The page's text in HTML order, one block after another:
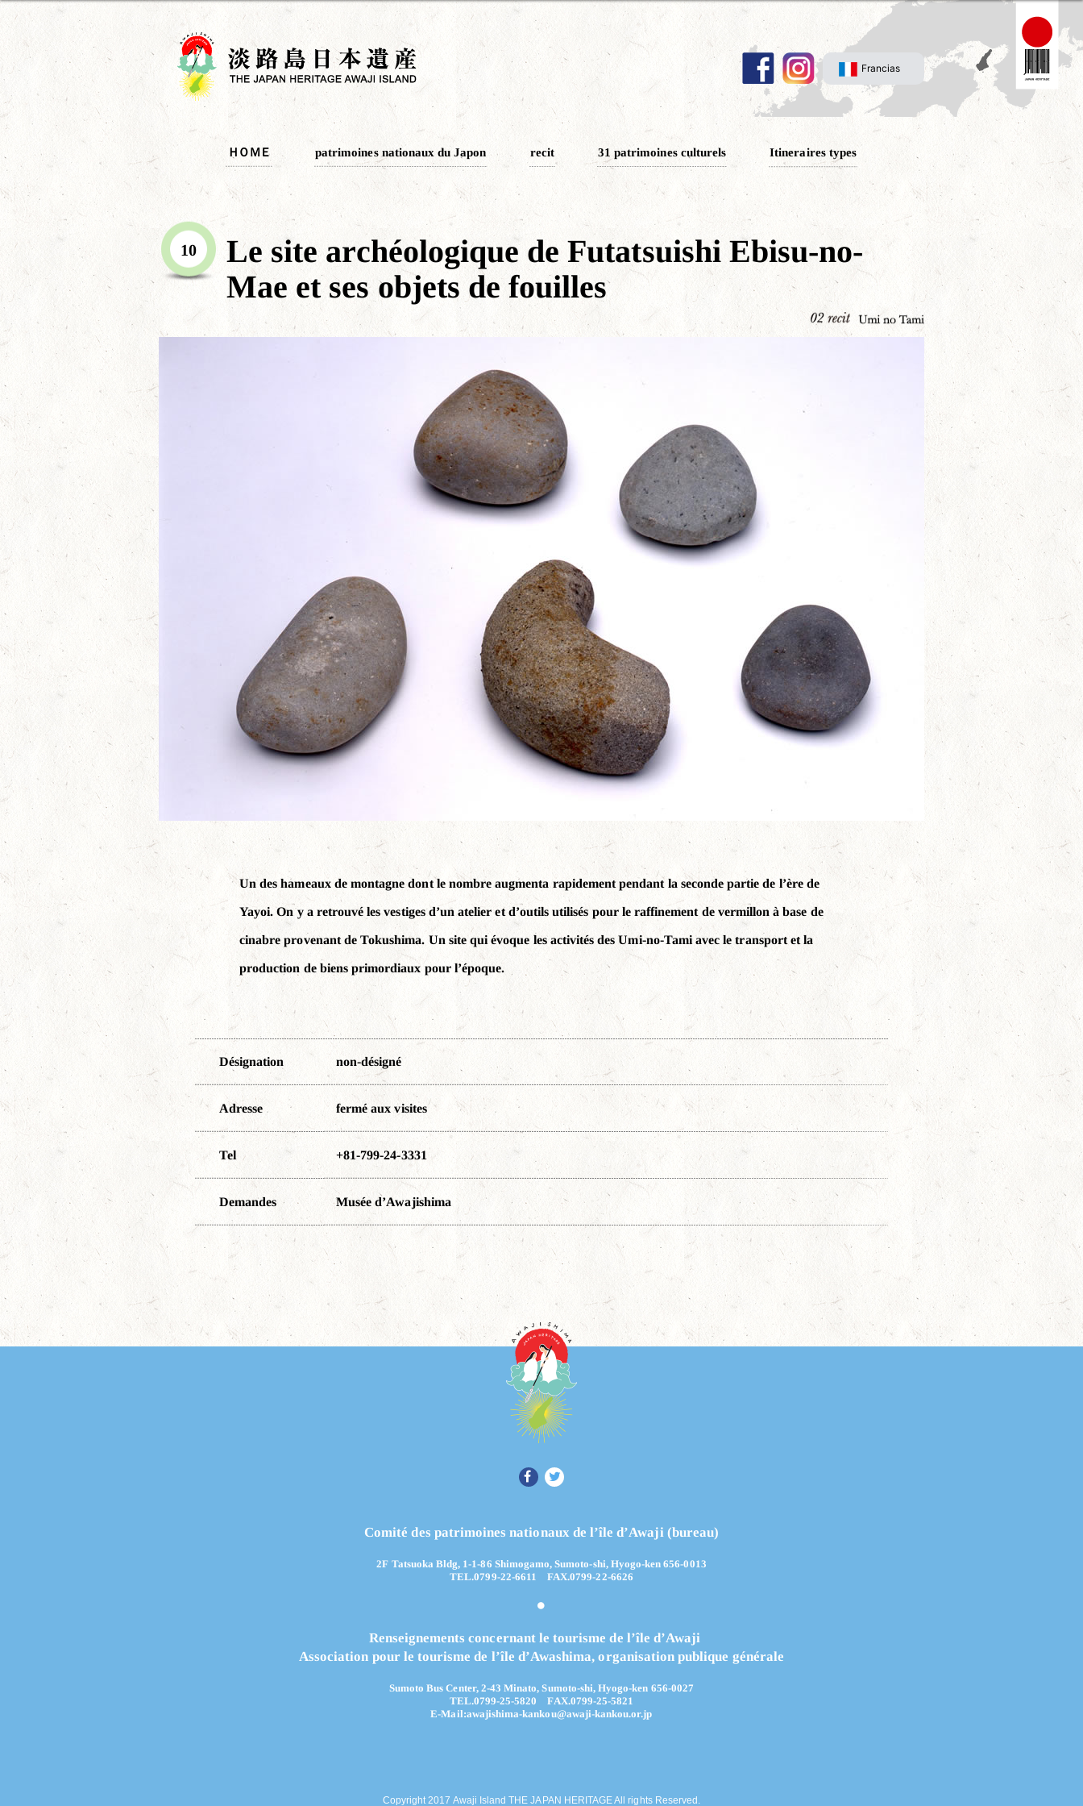
Francias
ＨＯＭＥ patrimoines nationaux du Japon recit 31 patrimoines culturels Itineraires types
10 Le site archéologique de Futatsuishi Ebisu-no-
Mae et ses objets de fouilles
Un des hameaux de montagne dont le nombre augmenta rapidement pendant la seconde partie de l’ère de
Yayoi. On y a retrouvé les vestiges d’un atelier et d’outils utilisés pour le raffinement de vermillon à base de
cinabre provenant de Tokushima. Un site qui évoque les activités des Umi-no-Tami avec le transport et la
production de biens primordiaux pour l’époque.
Désignation non-désigné
Adresse fermé aux visites
Tel +81-799-24-3331
Demandes Musée d’Awajishima
Comité des patrimoines nationaux de l’île d’Awaji (bureau)
2F Tatsuoka Bldg, 1-1-86 Shimogamo, Sumoto-shi, Hyogo-ken 656-0013
TEL.0799-22-6611 FAX.0799-22-6626
Renseignements concernant le tourisme de l’île d’Awaji
Association pour le tourisme de l’île d’Awashima, organisation publique générale
Sumoto Bus Center, 2-43 Minato, Sumoto-shi, Hyogo-ken 656-0027
TEL.0799-25-5820 FAX.0799-25-5821
E-Mail:awajishima-kankou@awaji-kankou.or.jp
Copyright 2017 Awaji Island THE JAPAN HERITAGE All rights Reserved.